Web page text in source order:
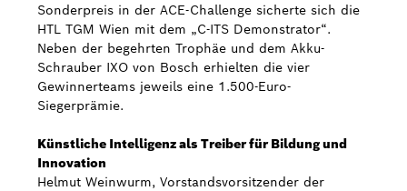
Sonderpreis in der ACE-Challenge sicherte sich die
HTL TGM Wien mit dem „C-ITS Demonstrator“.
Neben der begehrten Trophäe und dem Akku-
Schrauber IXO von Bosch erhielten die vier
Gewinnerteams jeweils eine 1.500-Euro-
Siegerprämie.
Künstliche Intelligenz als Treiber für Bildung und
Innovation
Helmut Weinwurm, Vorstandsvorsitzender der